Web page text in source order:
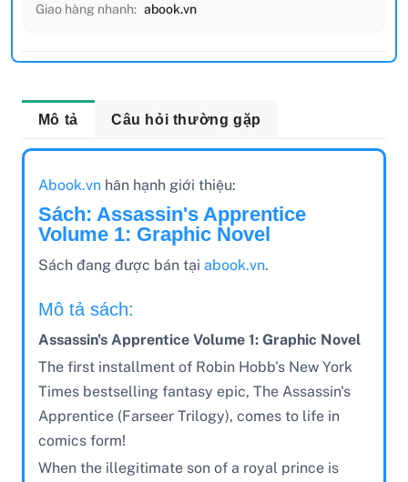
Giao hàng nhanh: abook.vn
Mô tả Câu hỏi thường gặp
Abook.vnhân hạnh giới thiệu:
Sách: Assassin's Apprentice
Volume 1: Graphic Novel
Sách đang được bán tại abook.vn.
Mô tả sách:
Assassin's Apprentice Volume 1: Graphic Novel
The first installment of Robin Hobb's New York
Times bestselling fantasy epic, The Assassin's
Apprentice (Farseer Trilogy), comes to life in
comics form!
When the illegitimate son of a royal prince is